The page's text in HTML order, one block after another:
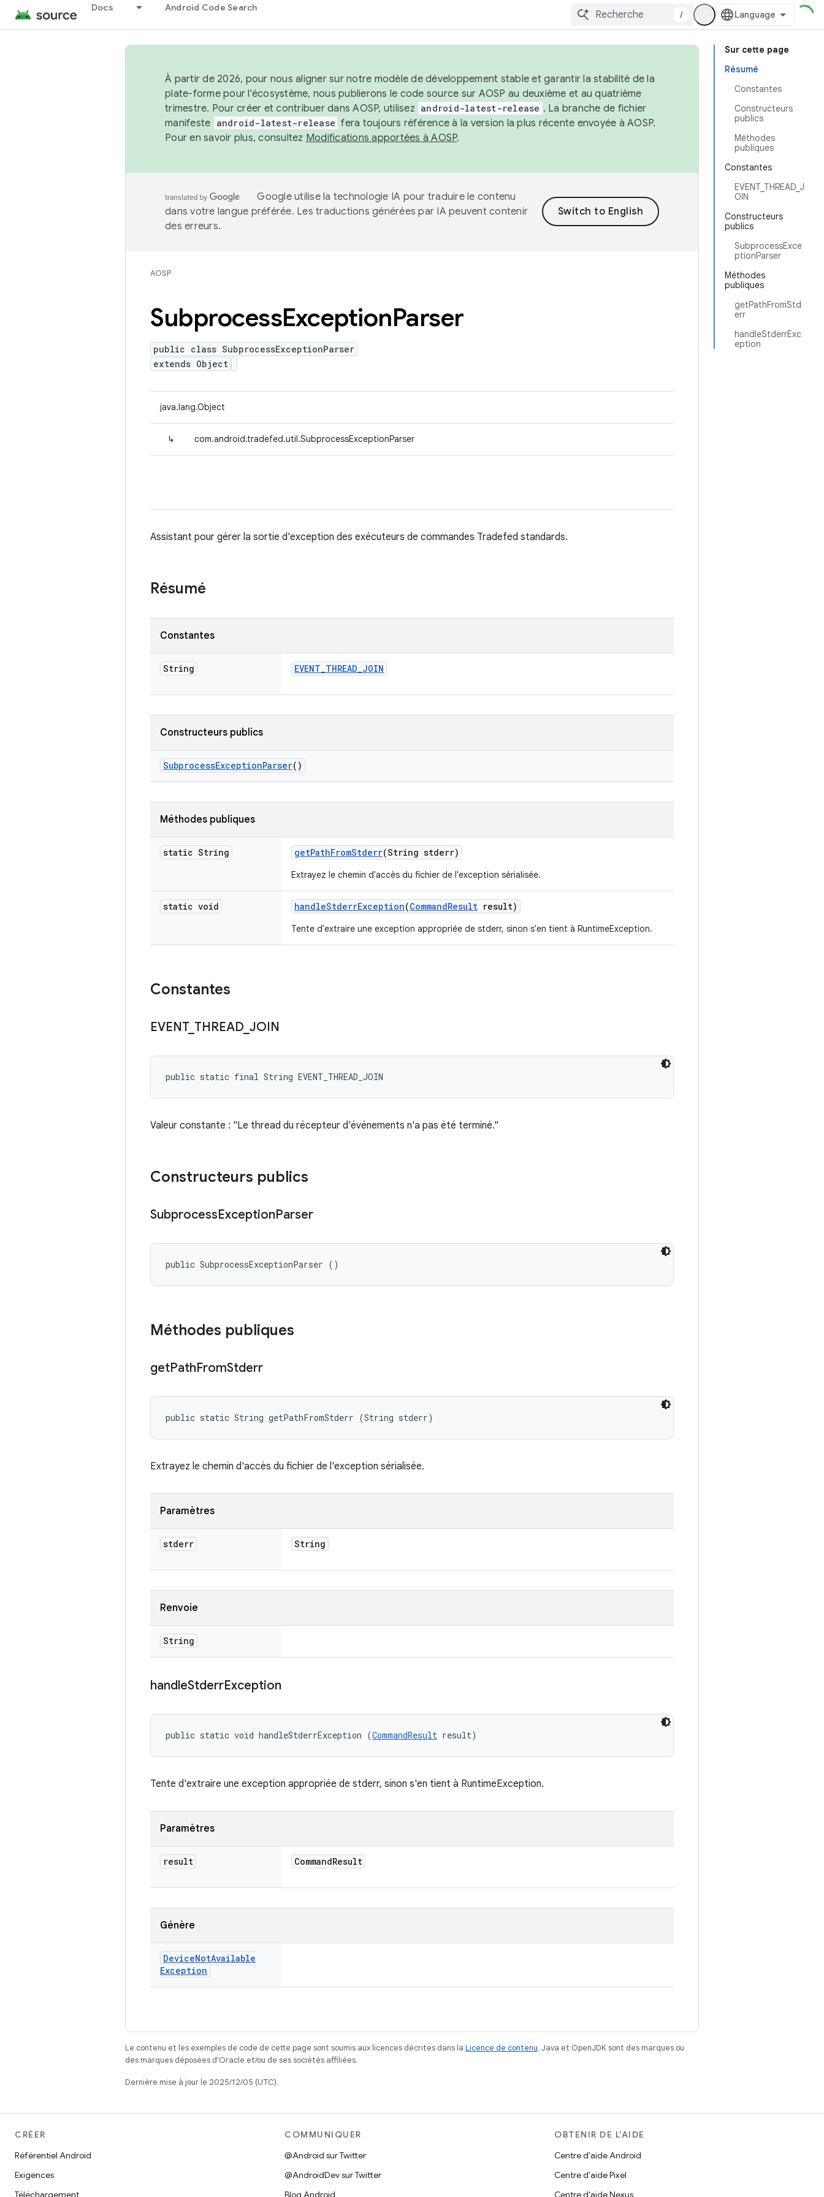
Docs Android Code Search
/
Sur cette page
Résumé
Constantes
Constructeurs
publics
Méthodes
publiques
Constantes
EVENT_THREAD_J
OIN
Constructeurs
publics
SubprocessExce
ptionParser
Méthodes
publiques
getPathFromStd
err
handleStderrExc
eption
À partir de 2026, pour nous aligner sur notre modèle de développement stable et garantir la stabilité de la
plate-forme pour l'écosystème, nous publierons le code source sur AOSP au deuxième et au quatrième
trimestre. Pour créer et contribuer dans AOSP, utilisez android-latest-release . La branche de fichier
manifeste android-latest-release fera toujours référence à la version la plus récente envoyée à AOSP.
Pour en savoir plus, consultez Modifications apportées à AOSP.
Google utilise la technologie IA pour traduire le contenu
dans votre langue préférée. Les traductions générées par IA peuvent contenir
des erreurs.
AOSP
SubprocessExceptionParser
public class SubprocessExceptionParser
extends Object
java.lang.Object
↳ com.android.tradefed.util.SubprocessExceptionParser
Assistant pour gérer la sortie d'exception des exécuteurs de commandes Tradefed standards.
Résumé
Constantes
String EVENT_THREAD_JOIN
Constructeurs publics
SubprocessExceptionParser()
Méthodes publiques
static String getPathFromStderr(String stderr)
Extrayez le chemin d'accès du fichier de l'exception sérialisée.
static void handleStderrException(CommandResult result)
Tente d'extraire une exception appropriée de stderr, sinon s'en tient à RuntimeException.
Constantes
EVENT_ THREAD JOIN
public static final String EVENT_THREAD_JOIN
Valeur constante : "Le thread du récepteur d'événements n'a pas été terminé."
Constructeurs publics
SubprocessExceptionParser
public SubprocessExceptionParser ()
Méthodes publiques
getPathFromStderr
public static String getPathFromStderr (String stderr)
Extrayez le chemin d'accès du fichier de l'exception sérialisée.
Paramètres
stderr String
Renvoie
String
handleStderrException
public static void handleStderrException (CommandResult result)
Tente d'extraire une exception appropriée de stderr, sinon s'en tient à RuntimeException.
Paramètres
result CommandResult
Génère
DeviceNotAvailable
Exception
Le contenu et les exemples de code de cette page sont soumis aux licences décrites dans la Licence de contenu. Java et OpenJDK sont des marques ou
des marques déposées d'Oracle et/ou de ses sociétés affiliées.
Dernière mise à jour le 2025/12/05 (UTC).
CRÉER
Référentiel Android
Exigences
Téléchargement
COMMUNIQUER
@Android sur Twitter
@AndroidDev sur Twitter
Blog Android
OBTENIR DE L'AIDE
Centre d'aide Android
Centre d'aide Pixel
Centre d'aide Nexus